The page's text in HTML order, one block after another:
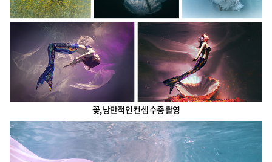
꽃, 낭만적인 컨셉 수중 촬영